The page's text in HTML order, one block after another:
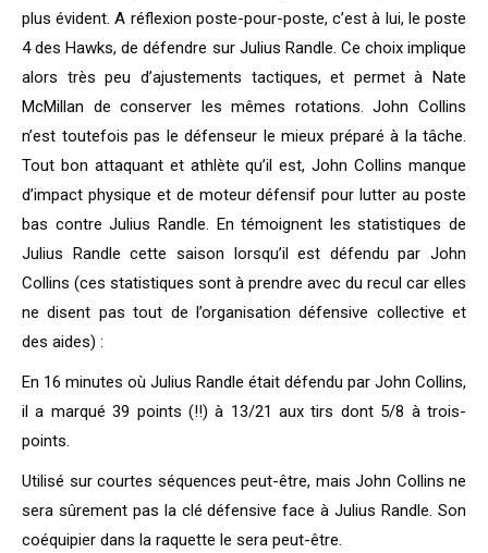
plus évident. A réflexion poste-pour-poste, c’est à lui, le poste
4 des Hawks, de défendre sur Julius Randle. Ce choix implique
alors très peu d’ajustements tactiques, et permet à Nate
McMillan de conserver les mêmes rotations. John Collins
n’est toutefois pas le défenseur le mieux préparé à la tâche.
Tout bon attaquant et athlète qu’il est, John Collins manque
d’impact physique et de moteur défensif pour lutter au poste
bas contre Julius Randle. En témoignent les statistiques de
Julius Randle cette saison lorsqu’il est défendu par John
Collins (ces statistiques sont à prendre avec du recul car elles
ne disent pas tout de l’organisation défensive collective et
des aides) :
En 16 minutes où Julius Randle était défendu par John Collins,
il a marqué 39 points (!!) à 13/21 aux tirs dont 5/8 à trois-
points.
Utilisé sur courtes séquences peut-être, mais John Collins ne
sera sûrement pas la clé défensive face à Julius Randle. Son
coéquipier dans la raquette le sera peut-être.